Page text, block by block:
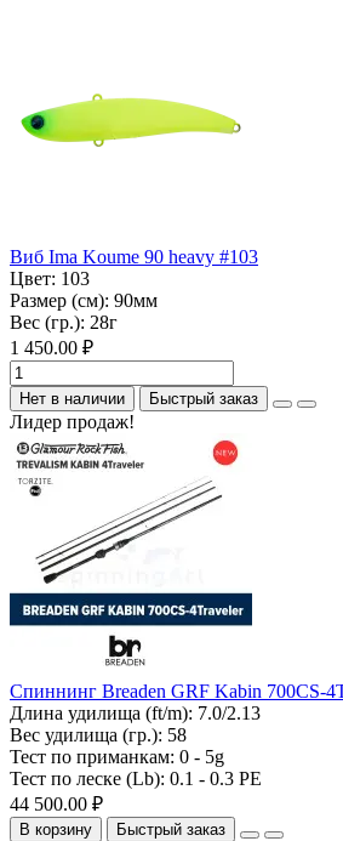
Виб Ima Koume 90 heavy #103
Цвет: 103
Размер (см): 90мм
Вес (гр.): 28г
1 450.00 ₽
Нет в наличии Быстрый заказ
Лидер продаж!
Спиннинг Breaden GRF Kabin 700CS-
Длина удилища (ft/m): 7.0/2.13
Вес удилища (гр.): 58
Тест по приманкам: 0 - 5g
Тест по леске (Lb): 0.1 - 0.3 PE
44 500.00 ₽
В корзину Быстрый заказ